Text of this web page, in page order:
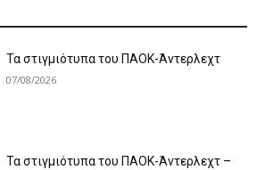
Τα στιγμιότυπα του ΠΑΟΚ-Άντερλεχτ
07/08/2026
Τα στιγμιότυπα του ΠΑΟΚ-Άντερλεχτ –